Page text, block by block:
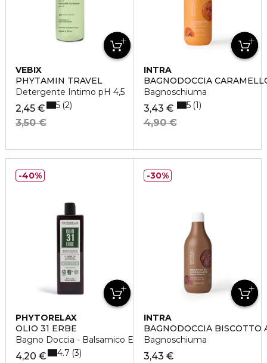
VEBIX
PHYTAMIN TRAVEL
Detergente Intimo pH 4,5
2,45 €
3,50 €
5 2
INTRA
BAGNODOCCIA
Bagnoschiuma
3,43 €
4,90 €
5 1
PHYTORELAX
OLIO 31 ERBE
Bagno Doccia - Balsamico E Rigenerante
4,20 €
4.7 3
40%
INTRA
BAGNODOCCIA BISCOTTO
Bagnoschiuma
3,43 €
30%